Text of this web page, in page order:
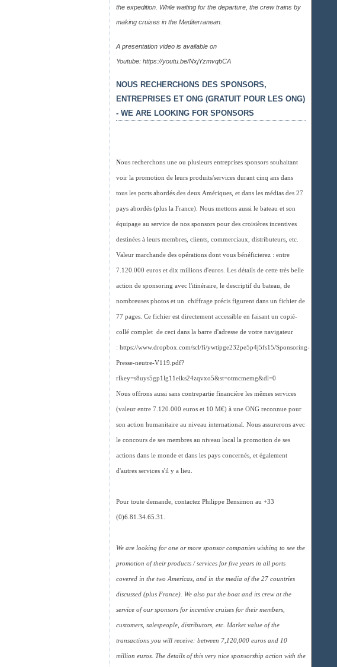
the expedition. While waiting for the departure, the crew trains by
making cruises in the Mediterranean.
A presentation video is available on
Youtube: https://youtu.be/NxjYzmvqbCA
NOUS RECHERCHONS DES SPONSORS,
ENTREPRISES ET ONG (GRATUIT POUR LES ONG)
- WE ARE LOOKING FOR SPONSORS
Nous recherchons une ou plusieurs entreprises sponsors souhaitant
voir la promotion de leurs produits/services durant cinq ans dans
tous les ports abordés des deux Amériques, et dans les médias des 27
pays abordés (plus la France). Nous mettons aussi le bateau et son
équipage au service de nos sponsors pour des croisières incentives
destinées à leurs membres, clients, commerciaux, distributeurs, etc.
Valeur marchande des opérations dont vous bénéficierez : entre
7.120.000 euros et dix millions d'euros. Les détails de cette très belle
action de sponsoring avec l'itinéraire, le descriptif du bateau, de
nombreuses photos et un chiffrage précis figurent dans un fichier de
77 pages. Ce fichier est directement accessible en faisant un copié-
collé complet de ceci dans la barre d'adresse de votre navigateur
: https://www.dropbox.com/scl/fi/ywtipge232pe5p4j5fs15/Sponsoring-
Presse-neutre-V119.pdf?
rlkey=s8uys5gp1lg11eiks24zqvxo5&st=otmcmemg&dl=0
Nous offrons aussi sans contrepartie financière les mêmes services
(valeur entre 7.120.000 euros et 10 M€) à une ONG reconnue pour
son action humanitaire au niveau international. Nous assurerons avec
le concours de ses membres au niveau local la promotion de ses
actions dans le monde et dans les pays concernés, et également
d'autres services s'il y a lieu.
Pour toute demande, contactez Philippe Bensimon au +33
(0)6.81.34.65.31.
We are looking for one or more sponsor companies wishing to see the
promotion of their products / services for five years in all ports
covered in the two Americas, and in the media of the 27 countries
discussed (plus France). We also put the boat and its crew at the
service of our sponsors for incentive cruises for their members,
customers, salespeople, distributors, etc. Market value of the
transactions you will receive: between 7,120,000 euros and 10
million euros. The details of this very nice sponsorship action with the